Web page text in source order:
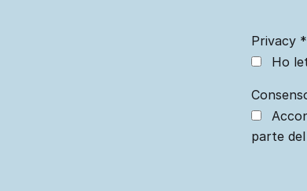
Privacy *
Ho
parte